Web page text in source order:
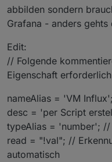
if(raum
let
let
      }
   }
Weshalb binäre
man man mit
abbilden sondern
Grafana - anders gehts
Edit:
// Folgende
Eigenschaft erforderlich
nameAlias = 'VM Influx';
desc = 'per Script
typeAlias = 'number';
read = "!val"; //
automatisch